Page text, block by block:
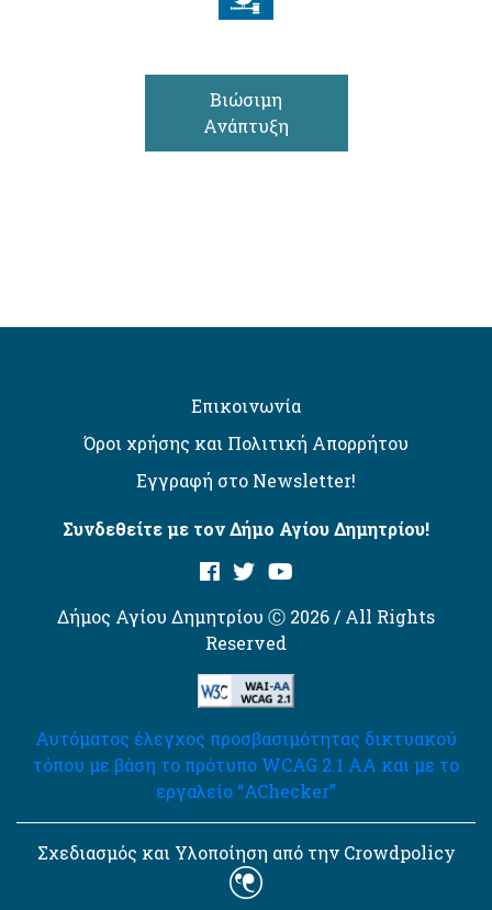
Βιώσιμη
Ανάπτυξη
Επικοινωνία
Όροι χρήσης και Πολιτική Απορρήτου
Εγγραφή στο Newsletter!
Συνδεθείτε με τον Δήμο Αγίου Δημητρίου!
Δήμος Αγίου Δημητρίου Ⓒ 2026 / All Rights
Reserved
Αυτόματος έλεγχος προσβασιμότητας δικτυακού
τόπου με βάση το πρότυπο WCAG 2.1 AA και με το
εργαλείο “AChecker”
Σχεδιασμός και Υλοποίηση από την Crowdpolicy